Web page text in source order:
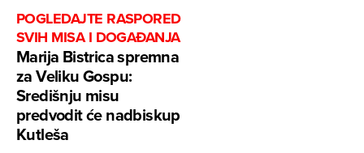
POGLEDAJTE RASPORED
SVIH MISA I DOGAĐANJA
Marija Bistrica spremna
za Veliku Gospu:
Središnju misu
predvodit će nadbiskup
Kutleša